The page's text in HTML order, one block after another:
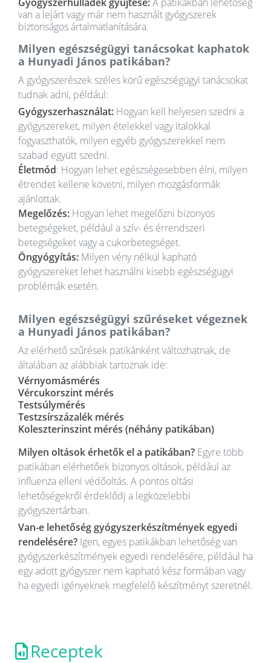
van a lejárt vagy már nem használt gyógyszerek
biztonságos ártalmatlanítására.
Milyen egészségügyi tanácsokat kaphatok
a Hunyadi János patikában?
A gyógyszerészek széles körű egészségügyi tanácsokat
tudnak adni, például:
Gyógyszerhasználat: Hogyan kell helyesen szedni a
gyógyszereket, milyen ételekkel vagy italokkal
fogyaszthatók, milyen egyéb gyógyszerekkel nem
szabad együtt szedni.
Életmód: Hogyan lehet egészségesebben élni, milyen
étrendet kellene követni, milyen mozgásformák
ajánlottak.
Megelőzés: Hogyan lehet megelőzni bizonyos
betegségeket, például a szív- és érrendszeri
betegségeket vagy a cukorbetegséget.
Öngyógyítás: Milyen vény nélkül kapható
gyógyszereket lehet használni kisebb egészségügyi
problémák esetén.
Milyen egészségügyi szűréseket végeznek
a Hunyadi János patikában?
Az elérhető szűrések patikánként változhatnak, de
általában az alábbiak tartoznak ide:
Vérnyomásmérés
Vércukorszint mérés
Testsúlymérés
Testzsírszázalék mérés
Koleszterinszint mérés (néhány patikában)
Milyen oltások érhetők el a patikában? Egyre több
patikában elérhetőek bizonyos oltások, például az
influenza elleni védőoltás. A pontos oltási
lehetőségekről érdeklődj a legközelebbi
gyógyszertárban.
Van-e lehetőség gyógyszerkészítmények egyedi
rendelésére? Igen, egyes patikákban lehetőség van
gyógyszerkészítmények egyedi rendelésére, például ha
egy adott gyógyszer nem kapható kész formában vagy
ha egyedi igényeknek megfelelő készítményt szeretnél.
Receptek